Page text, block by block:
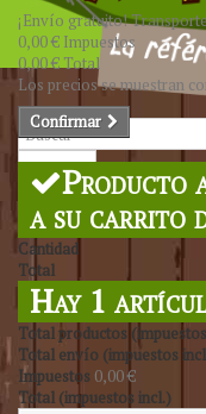
Buscar
¡Envío gratuito!
0,00 € Impuestos
0,00 €Total
Los precios se muestran
Confirmar
Producto
a su carrito
Cantidad
Total
Hay 1
Total productos
Total envío (impuestos
Impuestos 0,00 €
Total (impuestos incl.)